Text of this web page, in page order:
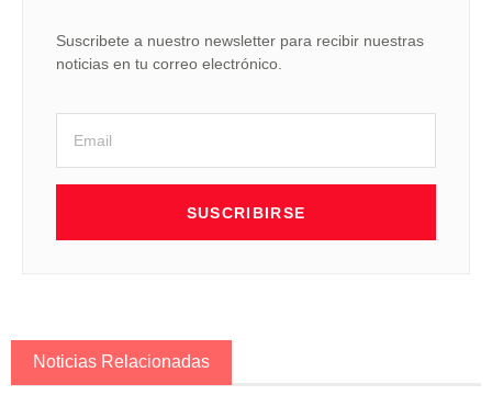
Suscribete a nuestro newsletter para recibir nuestras
noticias en tu correo electrónico.
SUSCRIBIRSE
Noticias Relacionadas